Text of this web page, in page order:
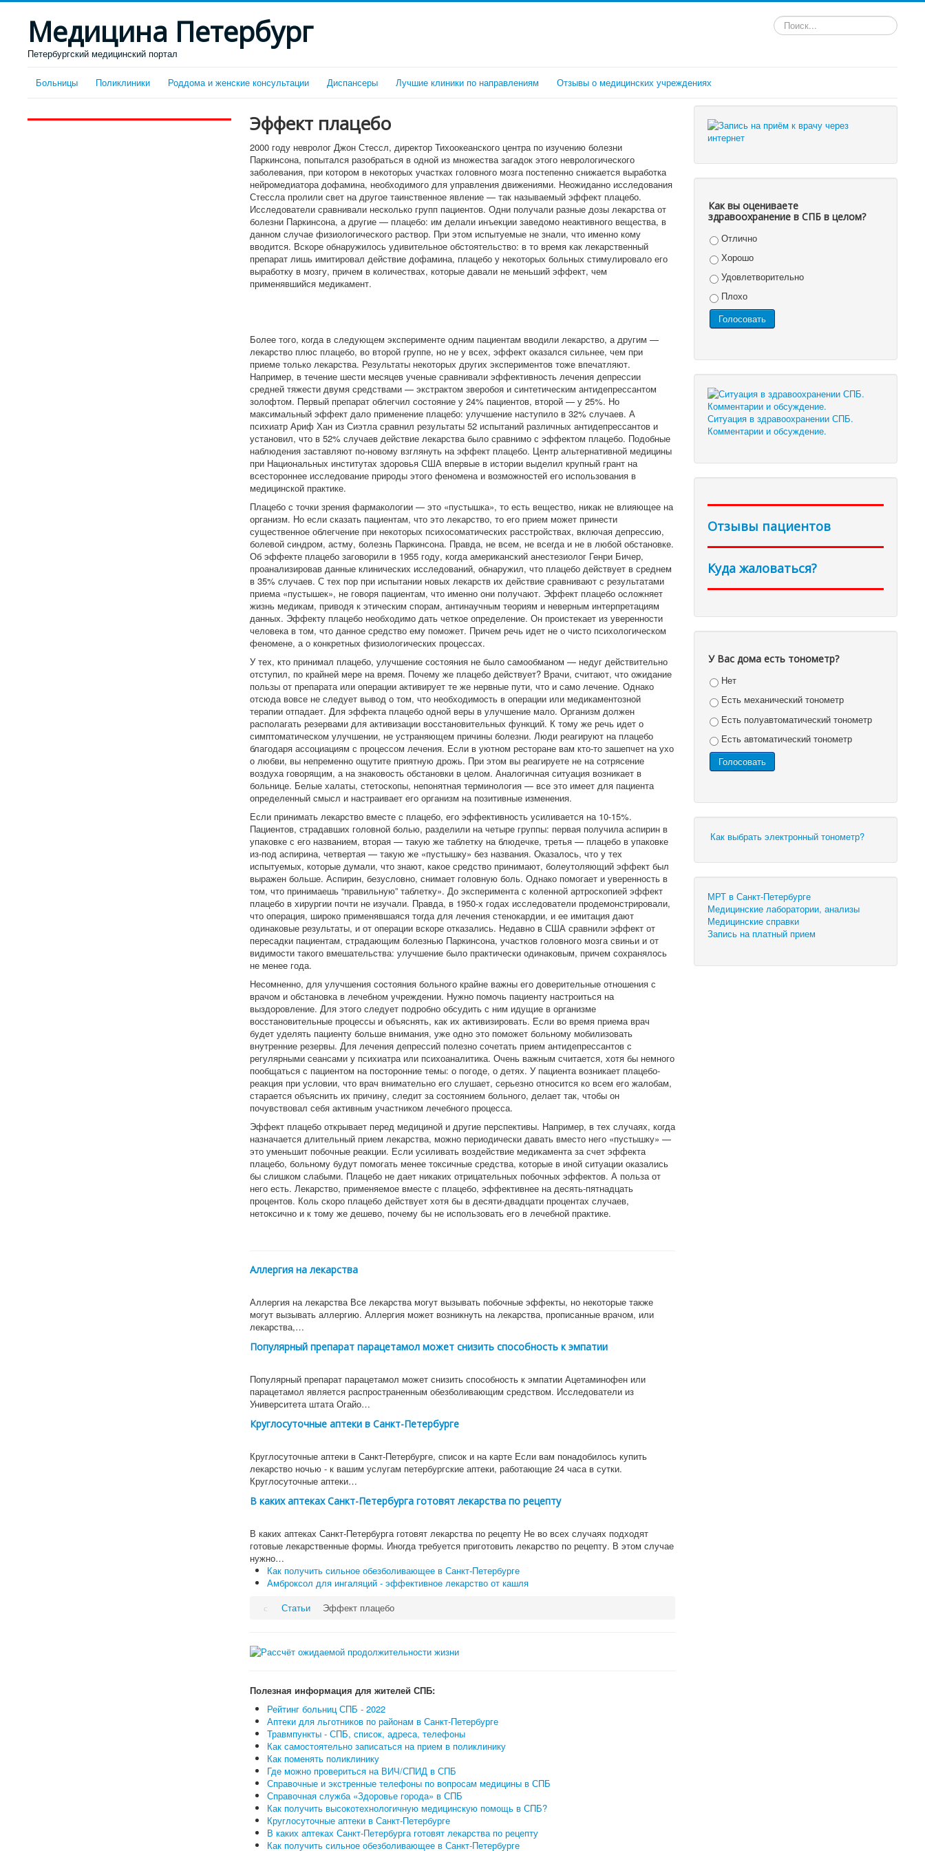
Медицина Петербург
Петербургский медицинский портал
Искать...
Больницы Поликлиники Роддома и женские консультации Диспансеры Лучшие клиники по направлениям Отзывы о медицинских учреждениях
Эффект плацебо
2000 году невролог Джон Стессл, директор Тихоокеанского центра по изучению болезни
Паркинсона, попытался разобраться в одной из множества загадок этого неврологического
заболевания, при котором в некоторых участках головного мозга постепенно снижается выработка
нейромедиатора дофамина, необходимого для управления движениями. Неожиданно исследования
Стессла пролили свет на другое таинственное явление — так называемый эффект плацебо.
Исследователи сравнивали несколько групп пациентов. Одни получали разные дозы лекарства от
болезни Паркинсона, а другие — плацебо: им делали инъекции заведомо неактивного вещества, в
данном случае физиологического раствор. При этом испытуемые не знали, что именно кому
вводится. Вскоре обнаружилось удивительное обстоятельство: в то время как лекарственный
препарат лишь имитировал действие дофамина, плацебо у некоторых больных стимулировало его
выработку в мозгу, причем в количествах, которые давали не меньший эффект, чем
применявшийся медикамент.
Более того, когда в следующем эксперименте одним пациентам вводили лекарство, а другим —
лекарство плюс плацебо, во второй группе, но не у всех, эффект оказался сильнее, чем при
приеме только лекарства. Результаты некоторых других экспериментов тоже впечатляют.
Например, в течение шести месяцев ученые сравнивали эффективность лечения депрессии
средней тяжести двумя средствами — экстрактом зверобоя и синтетическим антидепрессантом
золофтом. Первый препарат облегчил состояние у 24% пациентов, второй — у 25%. Но
максимальный эффект дало применение плацебо: улучшение наступило в 32% случаев. А
психиатр Ариф Хан из Сиэтла сравнил результаты 52 испытаний различных антидепрессантов и
установил, что в 52% случаев действие лекарства было сравнимо с эффектом плацебо. Подобные
наблюдения заставляют по-новому взглянуть на эффект плацебо. Центр альтернативной медицины
при Национальных институтах здоровья США впервые в истории выделил крупный грант на
всестороннее исследование природы этого феномена и возможностей его использования в
медицинской практике.
Плацебо с точки зрения фармакологии — это «пустышка», то есть вещество, никак не влияющее на
организм. Но если сказать пациентам, что это лекарство, то его прием может принести
существенное облегчение при некоторых психосоматических расстройствах, включая депрессию,
болевой синдром, астму, болезнь Паркинсона. Правда, не всем, не всегда и не в любой обстановке.
Об эффекте плацебо заговорили в 1955 году, когда американский анестезиолог Генри Бичер,
проанализировав данные клинических исследований, обнаружил, что плацебо действует в среднем
в 35% случаев. С тех пор при испытании новых лекарств их действие сравнивают с результатами
приема «пустышек», не говоря пациентам, что именно они получают. Эффект плацебо осложняет
жизнь медикам, приводя к этическим спорам, антинаучным теориям и неверным интерпретациям
данных. Эффекту плацебо необходимо дать четкое определение. Он проистекает из уверенности
человека в том, что данное средство ему поможет. Причем речь идет не о чисто психологическом
феномене, а о конкретных физиологических процессах.
У тех, кто принимал плацебо, улучшение состояния не было самообманом — недуг действительно
отступил, по крайней мере на время. Почему же плацебо действует? Врачи, считают, что ожидание
пользы от препарата или операции активирует те же нервные пути, что и само лечение. Однако
отсюда вовсе не следует вывод о том, что необходимость в операции или медикаментозной
терапии отпадает. Для эффекта плацебо одной веры в улучшение мало. Организм должен
располагать резервами для активизации восстановительных функций. К тому же речь идет о
симптоматическом улучшении, не устраняющем причины болезни. Люди реагируют на плацебо
благодаря ассоциациям с процессом лечения. Если в уютном ресторане вам кто-то зашепчет на ухо
о любви, вы непременно ощутите приятную дрожь. При этом вы реагируете не на сотрясение
воздуха говорящим, а на знаковость обстановки в целом. Аналогичная ситуация возникает в
больнице. Белые халаты, стетоскопы, непонятная терминология — все это имеет для пациента
определенный смысл и настраивает его организм на позитивные изменения.
Если принимать лекарство вместе с плацебо, его эффективность усиливается на 10-15%.
Пациентов, страдавших головной болью, разделили на четыре группы: первая получила аспирин в
упаковке с его названием, вторая — такую же таблетку на блюдечке, третья — плацебо в упаковке
из-под аспирина, четвертая — такую же «пустышку» без названия. Оказалось, что у тех
испытуемых, которые думали, что знают, какое средство принимают, болеутоляющий эффект был
выражен больше. Аспирин, безусловно, снимает головную боль. Однако помогает и уверенность в
том, что принимаешь “правильную” таблетку». До эксперимента с коленной артроскопией эффект
плацебо в хирургии почти не изучали. Правда, в 1950-х годах исследователи продемонстрировали,
что операция, широко применявшаяся тогда для лечения стенокардии, и ее имитация дают
одинаковые результаты, и от операции вскоре отказались. Недавно в США сравнили эффект от
пересадки пациентам, страдающим болезнью Паркинсона, участков головного мозга свиньи и от
видимости такого вмешательства: улучшение было практически одинаковым, причем сохранялось
не менее года.
Несомненно, для улучшения состояния больного крайне важны его доверительные отношения с
врачом и обстановка в лечебном учреждении. Нужно помочь пациенту настроиться на
выздоровление. Для этого следует подробно обсудить с ним идущие в организме
восстановительные процессы и объяснять, как их активизировать. Если во время приема врач
будет уделять пациенту больше внимания, уже одно это поможет больному мобилизовать
внутренние резервы. Для лечения депрессий полезно сочетать прием антидепрессантов с
регулярными сеансами у психиатра или психоаналитика. Очень важным считается, хотя бы немного
пообщаться с пациентом на посторонние темы: о погоде, о детях. У пациента возникает плацебо-
реакция при условии, что врач внимательно его слушает, серьезно относится ко всем его жалобам,
старается объяснить их причину, следит за состоянием больного, делает так, чтобы он
почувствовал себя активным участником лечебного процесса.
Эффект плацебо открывает перед медициной и другие перспективы. Например, в тех случаях, когда
назначается длительный прием лекарства, можно периодически давать вместо него «пустышку» —
это уменьшит побочные реакции. Если усиливать воздействие медикамента за счет эффекта
плацебо, больному будут помогать менее токсичные средства, которые в иной ситуации оказались
бы слишком слабыми. Плацебо не дает никаких отрицательных побочных эффектов. А польза от
него есть. Лекарство, применяемое вместе с плацебо, эффективнее на десять-пятнадцать
процентов. Коль скоро плацебо действует хотя бы в десяти-двадцати процентах случаев,
нетоксично и к тому же дешево, почему бы не использовать его в лечебной практике.
Аллергия на лекарства
Аллергия на лекарства Все лекарства могут вызывать побочные эффекты, но некоторые также
могут вызывать аллергию. Аллергия может возникнуть на лекарства, прописанные врачом, или
лекарства,…
Популярный препарат парацетамол может снизить способность к эмпатии
Популярный препарат парацетамол может снизить способность к эмпатии Ацетаминофен или
парацетамол является распространенным обезболивающим средством. Исследователи из
Университета штата Огайо…
Круглосуточные аптеки в Санкт-Петербурге
Круглосуточные аптеки в Санкт-Петербурге, список и на карте Если вам понадобилось купить
лекарство ночью - к вашим услугам петербургские аптеки, работающие 24 часа в сутки.
Круглосуточные аптеки…
В каких аптеках Санкт-Петербурга готовят лекарства по рецепту
В каких аптеках Санкт-Петербурга готовят лекарства по рецепту Не во всех случаях подходят
готовые лекарственные формы. Иногда требуется приготовить лекарство по рецепту. В этом случае
нужно…
Как получить сильное обезболивающее в Санкт-Петербурге
Амброксол для ингаляций - эффективное лекарство от кашля
Статьи
Эффект плацебо
Полезная информация для жителей СПБ:
Рейтинг больниц СПБ - 2022
Аптеки для льготников по районам в Санкт-Петербурге
Травмпункты - СПБ, список, адреса, телефоны
Как самостоятельно записаться на прием в поликлинику
Как поменять поликлинику
Где можно провериться на ВИЧ/СПИД в СПБ
Справочные и экстренные телефоны по вопросам медицины в СПБ
Справочная служба «Здоровье города» в СПБ
Как получить высокотехнологичную медицинскую помощь в СПБ?
Круглосуточные аптеки в Санкт-Петербурге
В каких аптеках Санкт-Петербурга готовят лекарства по рецепту
Как получить сильное обезболивающее в Санкт-Петербурге
Как вы оцениваете
здравоохранение в СПБ в целом?
Отлично
Хорошо
Удовлетворительно
Плохо
Ситуация в здравоохранении СПБ.
Комментарии и обсуждение.
Отзывы пациентов
Куда жаловаться?
У Вас дома есть тонометр?
Нет
Есть механический тонометр
Есть полуавтоматический тонометр
Есть автоматический тонометр
Как выбрать электронный тонометр?
МРТ в Санкт-Петербурге
Медицинские лаборатории, анализы
Медицинские справки
Запись на платный прием